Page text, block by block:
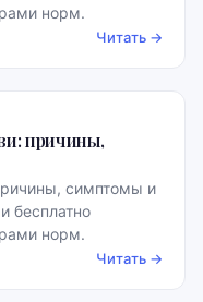
норм.
Читать →
причины,
симптомы и
бесплатно
норм.
Читать →